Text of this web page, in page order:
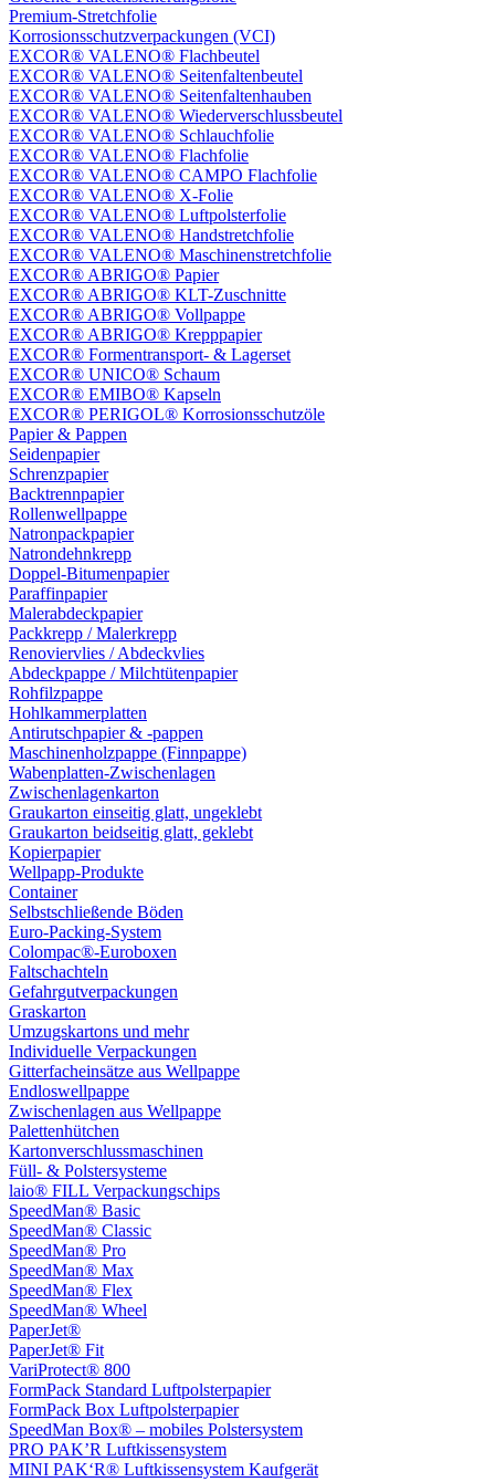
Premium-Stretchfolie
Korrosionsschutzverpackungen (VCI)
EXCOR® VALENO® Flachbeutel
EXCOR® VALENO® Seitenfaltenbeutel
EXCOR® VALENO® Seitenfaltenhauben
EXCOR® VALENO® Wiederverschlussbeutel
EXCOR® VALENO® Schlauchfolie
EXCOR® VALENO® Flachfolie
EXCOR® VALENO® CAMPO Flachfolie
EXCOR® VALENO® X-Folie
EXCOR® VALENO® Luftpolsterfolie
EXCOR® VALENO® Handstretchfolie
EXCOR® VALENO® Maschinenstretchfolie
EXCOR® ABRIGO® Papier
EXCOR® ABRIGO® KLT-Zuschnitte
EXCOR® ABRIGO® Vollpappe
EXCOR® ABRIGO® Krepppapier
EXCOR® Formentransport- & Lagerset
EXCOR® UNICO® Schaum
EXCOR® EMIBO® Kapseln
EXCOR® PERIGOL® Korrosionsschutzöle
Papier & Pappen
Seidenpapier
Schrenzpapier
Backtrennpapier
Rollenwellpappe
Natronpackpapier
Natrondehnkrepp
Doppel-Bitumenpapier
Paraffinpapier
Malerabdeckpapier
Packkrepp / Malerkrepp
Renoviervlies / Abdeckvlies
Abdeckpappe / Milchtütenpapier
Rohfilzpappe
Hohlkammerplatten
Antirutschpapier & -pappen
Maschinenholzpappe (Finnpappe)
Wabenplatten-Zwischenlagen
Zwischenlagenkarton
Graukarton einseitig glatt, ungeklebt
Graukarton beidseitig glatt, geklebt
Kopierpapier
Wellpapp-Produkte
Container
Selbstschließende Böden
Euro-Packing-System
Colompac®-Euroboxen
Faltschachteln
Gefahrgutverpackungen
Graskarton
Umzugskartons und mehr
Individuelle Verpackungen
Gitterfacheinsätze aus Wellpappe
Endloswellpappe
Zwischenlagen aus Wellpappe
Palettenhütchen
Kartonverschlussmaschinen
Füll- & Polstersysteme
laio® FILL Verpackungschips
SpeedMan® Basic
SpeedMan® Classic
SpeedMan® Pro
SpeedMan® Max
SpeedMan® Flex
SpeedMan® Wheel
PaperJet®
PaperJet® Fit
VariProtect® 800
FormPack Standard Luftpolsterpapier
FormPack Box Luftpolsterpapier
SpeedMan Box® – mobiles Polstersystem
PRO PAK’R Luftkissensystem
MINI PAK‘R® Luftkissensystem Kaufgerät